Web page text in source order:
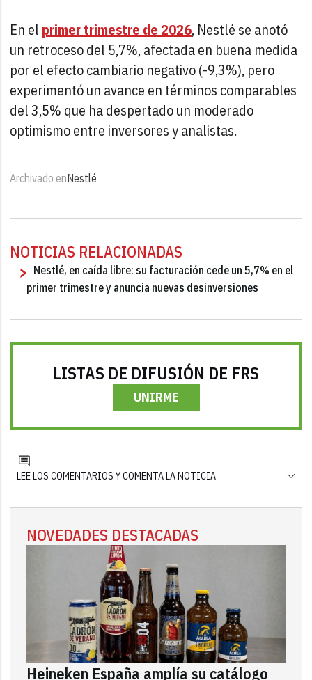
En el primer trimestre de 2026, Nestlé se anotó
un retroceso del 5,7%, afectada en buena medida
por el efecto cambiario negativo (-9,3%), pero
experimentó un avance en términos comparables
del 3,5% que ha despertado un moderado
optimismo entre inversores y analistas.
Archivado enNestlé
NOTICIAS RELACIONADAS
Nestlé, en caída libre: su facturación cede un 5,7% en el
primer trimestre y anuncia nuevas desinversiones
LISTAS DE DIFUSIÓN DE FRS
UNIRME
LEE LOS COMENTARIOS Y COMENTA LA NOTICIA
NOVEDADES DESTACADAS
Heineken España amplía su catálogo